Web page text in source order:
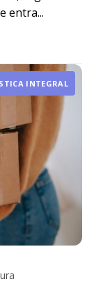
entra...
INTEGRAL